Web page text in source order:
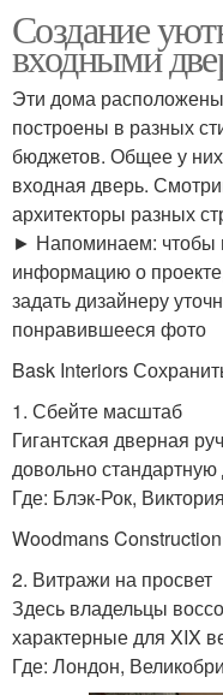
Создание
входными
Эти дома
построены в разных
бюджетов. Общее у
входная дверь.
архитекторы разных
► Напоминаем: чтобы
информацию о
задать дизайнеру
понравившееся фото
Bask Interiors
1. Сбейте масштаб
Гигантская дверная
довольно
Где: Блэк-Рок,
Woodmans
2. Витражи на просвет
Здесь владельцы
характерные для XIX
Где: Лондон,